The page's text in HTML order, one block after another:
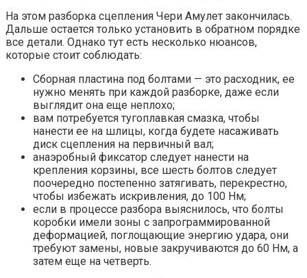
На этом разборка сцепления Чери Амулет закончилась.
Дальше остается только установить в обратном порядке
все детали. Однако тут есть несколько нюансов,
которые стоит соблюдать:
Сборная пластина под болтами — это расходник, ее
нужно менять при каждой разборке, даже если
выглядит она еще неплохо;
вам потребуется тугоплавкая смазка, чтобы
нанести ее на шлицы, когда будете насаживать
диск сцепления на первичный вал;
анаэробный фиксатор следует нанести на
крепления корзины, все шесть болтов следует
поочередно постепенно затягивать, перекрестно,
чтобы избежать искривления, до 100 Нм;
если в процессе разбора выяснилось, что болты
коробки имели зоны с запрограммированной
деформацией, поглощающие энергию удара, они
требуют замены, новые закручиваются до 60 Нм, а
затем еще на четверть.